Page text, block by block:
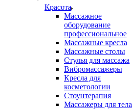
Красота
Массажное
оборудование
профессиональное
Массажные кресла
Массажные столы
Стулья для массажа
Вибромассажеры
Кресла для
косметологии
Стоунтерапия
Массажеры для тела